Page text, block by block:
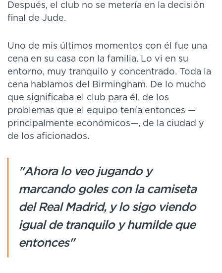
Después, el club no se metería en la decisión
final de Jude.
Uno de mis últimos momentos con él fue una
cena en su casa con la familia. Lo vi en su
entorno, muy tranquilo y concentrado. Toda la
cena hablamos del Birmingham. De lo mucho
que significaba el club para él, de los
problemas que el equipo tenía entonces —
principalmente económicos—, de la ciudad y
de los aficionados.
"Ahora lo veo jugando y
marcando goles con la camiseta
del Real Madrid, y lo sigo viendo
igual de tranquilo y humilde que
entonces"